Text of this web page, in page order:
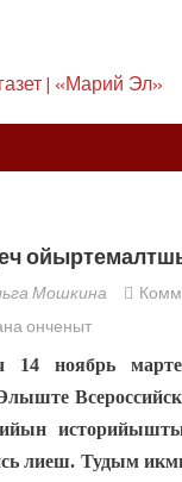
Мошкина
онченыт
14 ноябрь
лиеш. Тудым